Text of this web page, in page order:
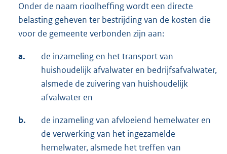
Onder de naam rioolheffing wordt een directe
belasting geheven ter bestrijding van de kosten die
voor de gemeente verbonden zijn aan:
a.
de inzameling en het transport van
huishoudelijk afvalwater en bedrijfsafvalwater,
alsmede de zuivering van huishoudelijk
afvalwater en
b.
de inzameling van afvloeiend hemelwater en
de verwerking van het ingezamelde
hemelwater, alsmede het treffen van